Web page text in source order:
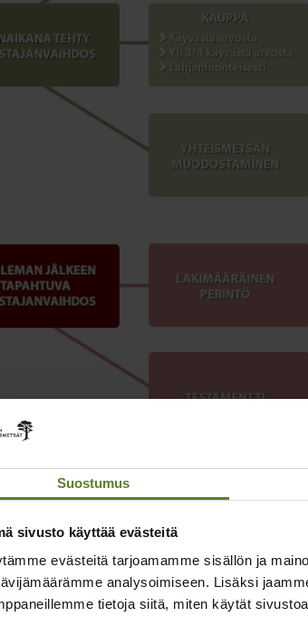
Suostumus
sivusto käyttää evästeitä
evästeitä tarjoamamme sisällön ja
analysoimiseen. Lisäksi
tietoja siitä, miten käytät
Samankaltaiset